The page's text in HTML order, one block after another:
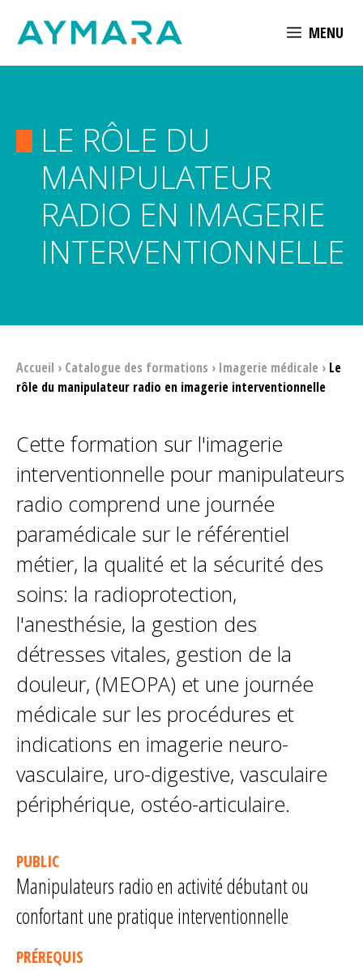
MENU
LE RÔLE DU
MANIPULATEUR
RADIO EN IMAGERIE
INTERVENTIONNELLE
Accueil › Catalogue des formations › Imagerie médicale › Le
rôle du manipulateur radio en imagerie interventionnelle
Cette formation sur l'imagerie
interventionnelle pour manipulateurs
radio comprend une journée
paramédicale sur le référentiel
métier, la qualité et la sécurité des
soins: la radioprotection,
l'anesthésie, la gestion des
détresses vitales, gestion de la
douleur, (MEOPA) et une journée
médicale sur les procédures et
indications en imagerie neuro-
vasculaire, uro-digestive, vasculaire
périphérique, ostéo-articulaire.
PUBLIC
Manipulateurs radio en activité débutant ou
confortant une pratique interventionnelle
PRÉREQUIS